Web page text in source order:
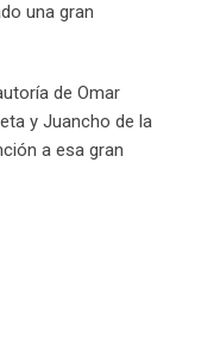
una gran
de Omar
y Juancho de la
a esa gran